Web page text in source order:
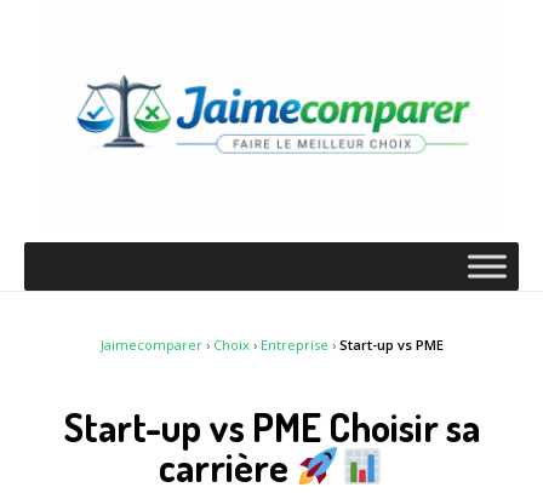
Jaimecomparer› Choix› Entreprise › Start-up vs PME
Start-up vs PME Choisir sa
carrière